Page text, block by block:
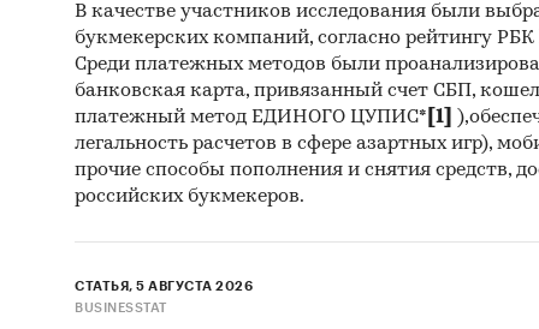
В качестве участников исследования были
букмекерских компаний, согласно рейтингу
Среди платежных методов были
банковская карта, привязанный счет СБП,
платежный метод ЕДИНОГО ЦУПИС* [1]
легальность расчетов в сфере азартных игр),
прочие способы пополнения и снятия средств,
российских букмекеров.
СТАТЬЯ, 5 АВГУСТА 2026
BUSINESSTAT